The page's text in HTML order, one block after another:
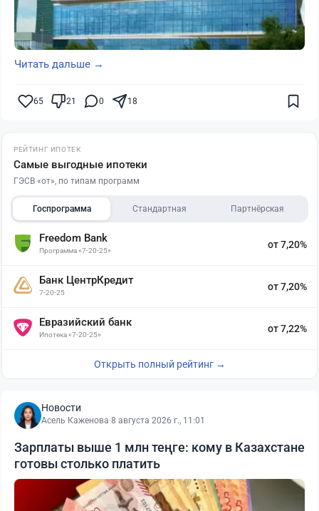
Читать дальше →
65 21 0 18
РЕЙТИНГ ИПОТЕК
Самые выгодные ипотеки
ГЭСВ «от», по типам программ
Госпрограмма Стандартная Партнёрская
Freedom Bank
Программа «7-20-25»
от 7,20%
Банк ЦентрКредит
7-20-25
от 7,20%
Евразийский банк
Ипотека «7-20-25»
от 7,22%
Открыть полный рейтинг →
Новости
Асель Каженова·8 августа 2026 г., 11:01
Зарплаты выше 1 млн теңге: кому в Казахстане
готовы столько платить